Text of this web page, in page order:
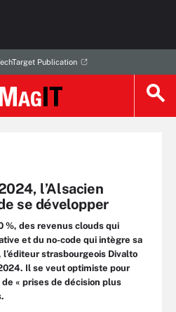
Publication
l’Alsacien
se développer
%, des revenus clouds qui
et du no-code qui intègre sa
strasbourgeois Divalto
Il se veut optimiste pour
« prises de décision plus